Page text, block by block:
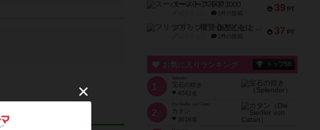
39 PT
スーパーストア3000
1件の投稿
37 PT
フリップ７：復讐心とともに
2件の投稿
お気に入りランキング トップ50
1 位
宝石の煌き
4042名
2 位
Die Siedler von Catan
カタン
3618名